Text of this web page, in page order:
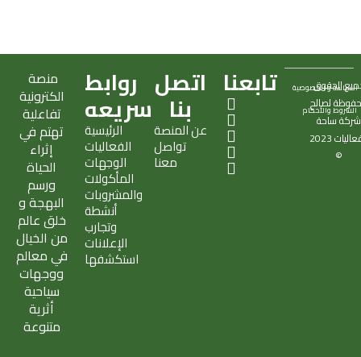
منصة
الكترونية
تفاعلية
تهتم في
إثراء
الحياة
ورسم
البهجة و
خلق عالم
من الخيال
في معالم
ووجهات
سياحية
أثرية
متنوعة
روابط
سريعه
الرئيسية
الفعاليات
الوجهات
المأكولات
والمشروبات
أنشطة
وتجارب
الإعلانات
استكشفها
اتصل
بنا
عن المنصة
تواصل
معنا
تابعنا
X
-
t
w
i
t
S
n
a
p
c
h
T
i
k
t
o
k
I
n
s
t
a
g
E
n
v
e
l
o
السياسة و الخصوصية
الشروط والأحكام
الحقوق
لصالح
شركةساحة
2023
©